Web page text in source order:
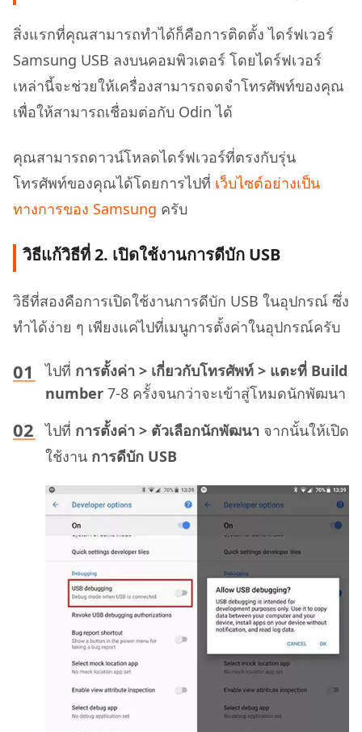
สิ่งแรกที่คุณสามารถทำได้ก็คือการติดตั้ง ไดร์ฟเวอร์
Samsung USB ลงบนคอมพิวเตอร์ โดยไดร์ฟเวอร์
เหล่านี้จะช่วยให้เครื่องสามารถจดจำโทรศัพท์ของคุณ
เพื่อให้สามารถเชื่อมต่อกับ Odin ได้
คุณสามารถดาวน์โหลดไดร์ฟเวอร์ที่ตรงกับรุ่น
โทรศัพท์ของคุณได้โดยการไปที่ เว็บไซต์อย่างเป็น
ทางการของ Samsung ครับ
วิธีแก้วิธีที่ 2. เปิดใช้งานการดีบัก USB
วิธีที่สองคือการเปิดใช้งานการดีบัก USB ในอุปกรณ์ ซึ่ง
ทำได้ง่าย ๆ เพียงแค่ไปที่เมนูการตั้งค่าในอุปกรณ์ครับ
ไปที่ การตั้งค่า > เกี่ยวกับโทรศัพท์ > แตะที่ Build
number 7-8 ครั้งจนกว่าจะเข้าสู่โหมดนักพัฒนา
ไปที่ การตั้งค่า > ตัวเลือกนักพัฒนา จากนั้นให้เปิด
ใช้งาน การดีบัก USB